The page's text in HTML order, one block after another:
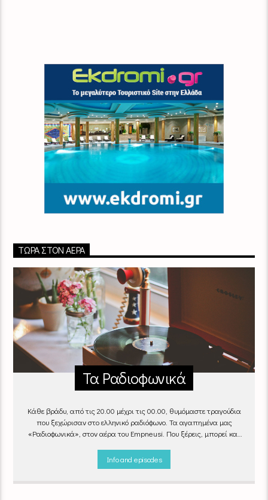
ΤΏΡΑ ΣΤΟΝ ΑΈΡΑ
Τα Ραδιοφωνικά
Κάθε βράδυ, από τις 20.00 μέχρι τις 00.00, θυμόμαστε τραγούδια
που ξεχώρισαν στο ελληνικό ραδιόφωνο. Τα αγαπημένα μας
«Ραδιοφωνικά», στον αέρα του Empneusi. Που ξέρεις, μπορεί και
:00 – 00:00στονEmpneusi 107 FM
Info and episodes